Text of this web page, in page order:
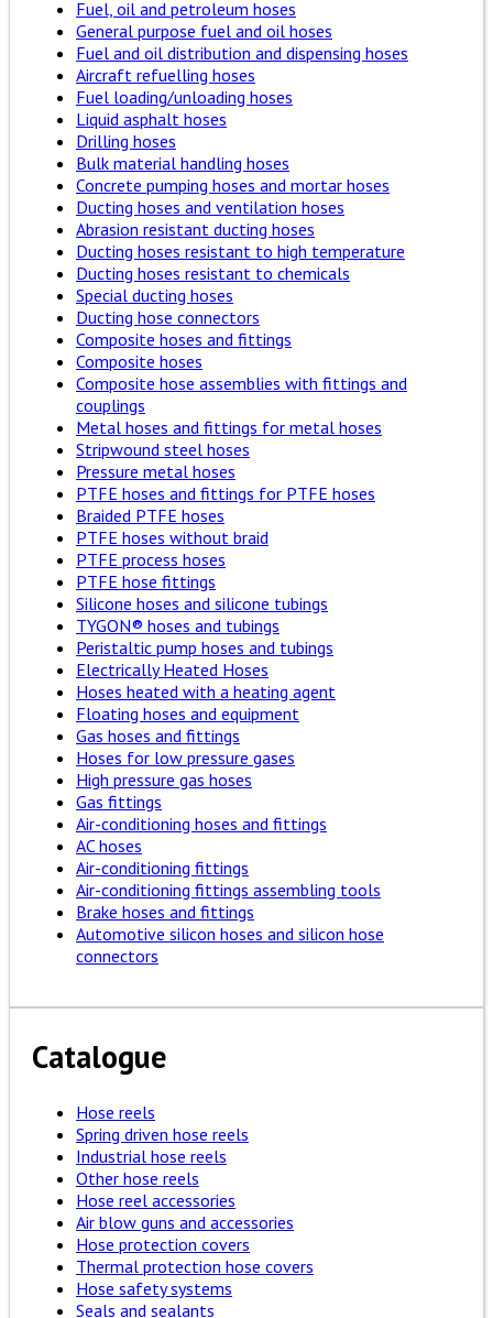
Fuel, oil and petroleum hoses
General purpose fuel and oil hoses
Fuel and oil distribution and dispensing hoses
Aircraft refuelling hoses
Fuel loading/unloading hoses
Liquid asphalt hoses
Drilling hoses
Bulk material handling hoses
Concrete pumping hoses and mortar hoses
Ducting hoses and ventilation hoses
Abrasion resistant ducting hoses
Ducting hoses resistant to high temperature
Ducting hoses resistant to chemicals
Special ducting hoses
Ducting hose connectors
Composite hoses and fittings
Composite hoses
Composite hose assemblies with fittings and
couplings
Metal hoses and fittings for metal hoses
Stripwound steel hoses
Pressure metal hoses
PTFE hoses and fittings for PTFE hoses
Braided PTFE hoses
PTFE hoses without braid
PTFE process hoses
PTFE hose fittings
Silicone hoses and silicone tubings
TYGON® hoses and tubings
Peristaltic pump hoses and tubings
Electrically Heated Hoses
Hoses heated with a heating agent
Floating hoses and equipment
Gas hoses and fittings
Hoses for low pressure gases
High pressure gas hoses
Gas fittings
Air-conditioning hoses and fittings
AC hoses
Air-conditioning fittings
Air-conditioning fittings assembling tools
Brake hoses and fittings
Automotive silicon hoses and silicon hose
connectors
Catalogue
Hose reels
Spring driven hose reels
Industrial hose reels
Other hose reels
Hose reel accessories
Air blow guns and accessories
Hose protection covers
Thermal protection hose covers
Hose safety systems
Seals and sealants